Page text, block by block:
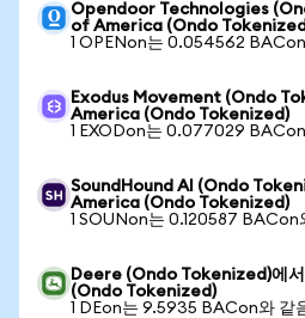
Opendoor Technologies
of America (Ondo
1 OPENon는 0.054562
Exodus Movement (Ondo
America (Ondo Tokenized)
1 EXODon는 0.077029
SoundHound AI (Ondo
America (Ondo Tokenized)
1 SOUNon는 0.120587 BACon
Deere (Ondo Tokenized)에
(Ondo Tokenized)
1 DEon는 9.5935 BACon와 같